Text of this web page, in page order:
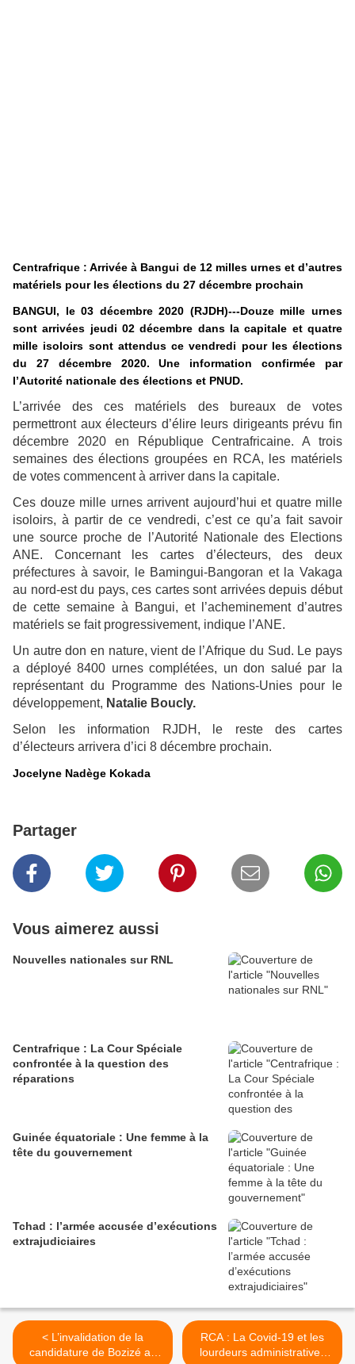
Centrafrique : Arrivée à Bangui de 12 milles urnes et d’autres
matériels pour les élections du 27 décembre prochain
BANGUI, le 03 décembre 2020 (RJDH)---Douze mille urnes
sont arrivées jeudi 02 décembre dans la capitale et quatre
mille isoloirs sont attendus ce vendredi pour les élections
du 27 décembre 2020. Une information confirmée par
l’Autorité nationale des élections et PNUD.
L’arrivée des ces matériels des bureaux de votes
permettront aux électeurs d’élire leurs dirigeants prévu fin
décembre 2020 en République Centrafricaine. A trois
semaines des élections groupées en RCA, les matériels
de votes commencent à arriver dans la capitale.
Ces douze mille urnes arrivent aujourd’hui et quatre mille
isoloirs, à partir de ce vendredi, c’est ce qu’a fait savoir
une source proche de l’Autorité Nationale des Elections
ANE. Concernant les cartes d’électeurs, des deux
préfectures à savoir, le Bamingui-Bangoran et la Vakaga
au nord-est du pays, ces cartes sont arrivées depuis début
de cette semaine à Bangui, et l’acheminement d’autres
matériels se fait progressivement, indique l’ANE.
Un autre don en nature, vient de l’Afrique du Sud. Le pays
a déployé 8400 urnes complétées, un don salué par la
représentant du Programme des Nations-Unies pour le
développement, Natalie Boucly.
Selon les information RJDH, le reste des cartes
d’électeurs arrivera d’ici 8 décembre prochain.
Jocelyne Nadège Kokada
Partager
Vous aimerez aussi
Nouvelles nationales sur RNL
Centrafrique : La Cour Spéciale
confrontée à la question des
réparations
Guinée équatoriale : Une femme à la
tête du gouvernement
Tchad : l’armée accusée d’exécutions
extrajudiciaires
< L’invalidation de la
candidature de Bozizé au
RCA : La Covid-19 et les
lourdeurs administratives